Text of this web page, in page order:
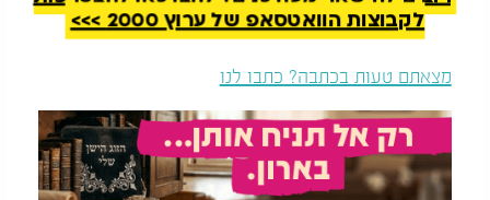
חג של שמחת השָׁבָה
חג הסוכות, שמלמד אותנו על הביטחון בה' ועל ההגנה
האלוקית, הופך השנה לחג של הודיה.
כל סוכה בארץ ישראל מרגישה חלק מסוכה אחת גדולה
-סוכת האחדות, סוכת העם היהודי כולו.
כל תפילה, כל פרק תהילים, כל דמעה של אם, כל
לקבוצות הוואטסאפ של ערוץ 2000 >>>
מצאתם טעות בכתבה? כתבו לנו